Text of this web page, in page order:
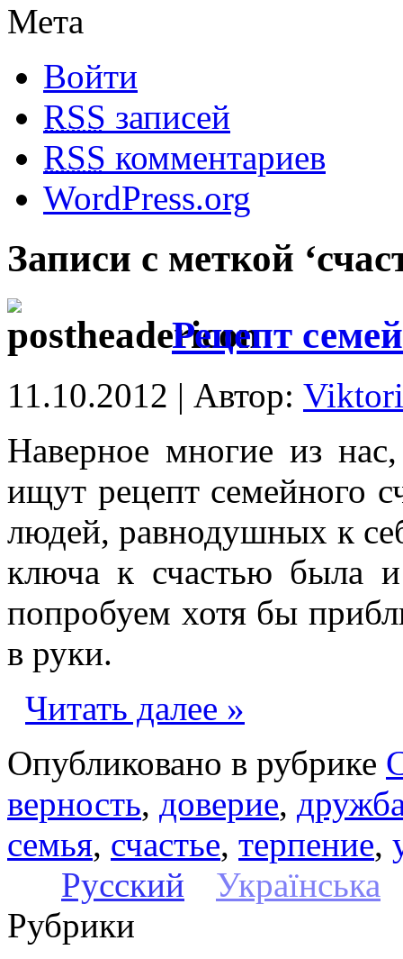
Мета
Войти
RSS записей
RSS комментариев
WordPress.org
Записи с меткой
Рецепт
11.10.2012 | Автор:
Наверное многие из
ищут рецепт семейного
людей, равнодушных к
ключа к счастью была и
попробуем хотя бы
в руки.
Читать далее »
Опубликовано в рубрике
верность, доверие,
семья, счастье, терпение,
Русский
Українська
Рубрики